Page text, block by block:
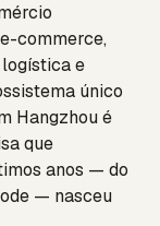
commerce,
e
único
Hangzhou é
que
anos — do
— nasceu